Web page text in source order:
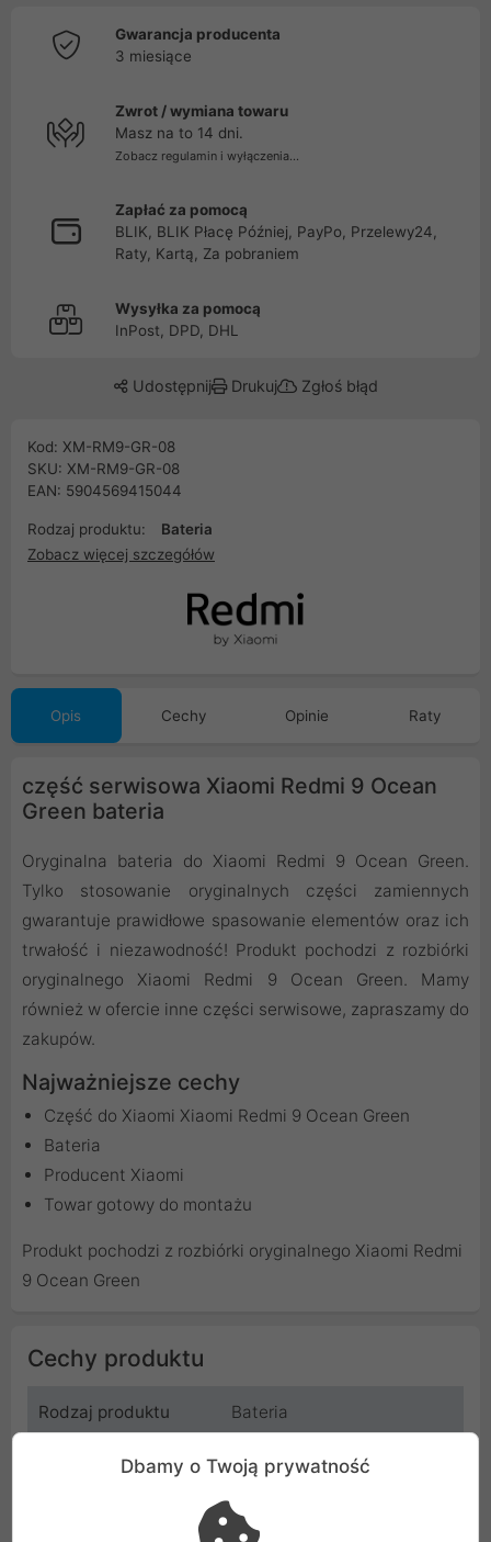
Gwarancja producenta
3 miesiące
Zwrot / wymiana towaru
Masz na to 14 dni.
Zobacz regulamin i wyłączenia...
Zapłać za pomocą
BLIK, BLIK Płacę Później, PayPo, Przelewy24,
Raty, Kartą, Za pobraniem
Wysyłka za pomocą
InPost, DPD, DHL
Udostępnij Drukuj Zgłoś błąd
Kod: XM-RM9-GR-08
SKU: XM-RM9-GR-08
EAN: 5904569415044
Rodzaj produktu:
Bateria
Zobacz więcej szczegółów
Opis Cechy Opinie Raty
część serwisowa Xiaomi Redmi 9 Ocean
Green bateria
Oryginalna bateria do Xiaomi Redmi 9 Ocean Green.
Tylko stosowanie oryginalnych części zamiennych
gwarantuje prawidłowe spasowanie elementów oraz ich
trwałość i niezawodność! Produkt pochodzi z rozbiórki
oryginalnego Xiaomi Redmi 9 Ocean Green. Mamy
również w ofercie inne części serwisowe, zapraszamy do
zakupów.
Najważniejsze cechy
Część do Xiaomi Xiaomi Redmi 9 Ocean Green
Bateria
Producent Xiaomi
Towar gotowy do montażu
Produkt pochodzi z rozbiórki oryginalnego Xiaomi Redmi
9 Ocean Green
Cechy produktu
Rodzaj produktu Bateria
Producent Redmi
XM-RM9-GR-08
Dbamy o Twoją prywatność